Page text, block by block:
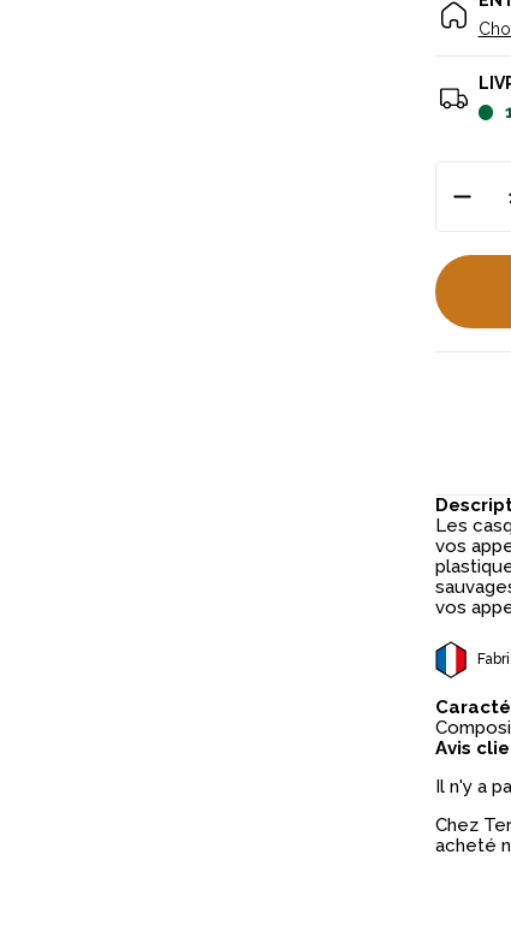
Les
vos
vos
Avis
Il n'y a
Chez
acheté